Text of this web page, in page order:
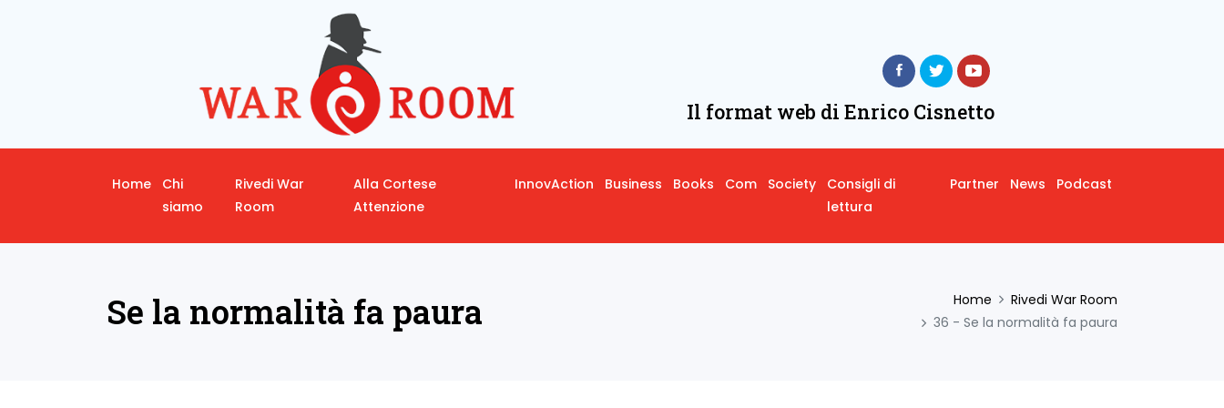
Il format web di Enrico Cisnetto
Home
Chi
siamo
Rivedi War
Room
Alla Cortese
Attenzione
InnovAction Business Books Com Society
Consigli di
lettura
Partner News Podcast
Se la normalità fa paura Home
Rivedi War Room
36 - Se la normalità fa paura